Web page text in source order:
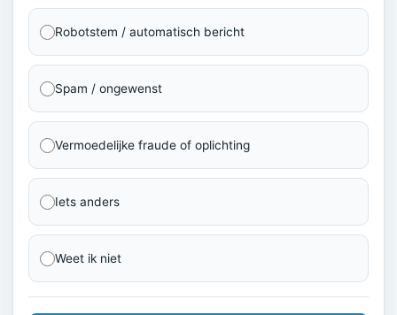
Robotstem / automatisch bericht
Spam / ongewenst
Vermoedelijke fraude of oplichting
Iets anders
Weet ik niet